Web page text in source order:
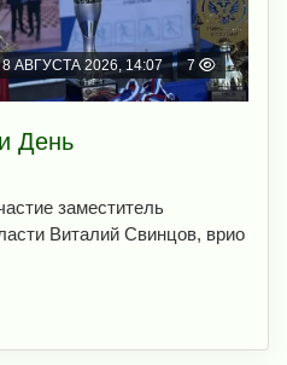
8 АВГУСТА 2026, 14:07 7
День
заместитель
Виталий Свинцов, врио